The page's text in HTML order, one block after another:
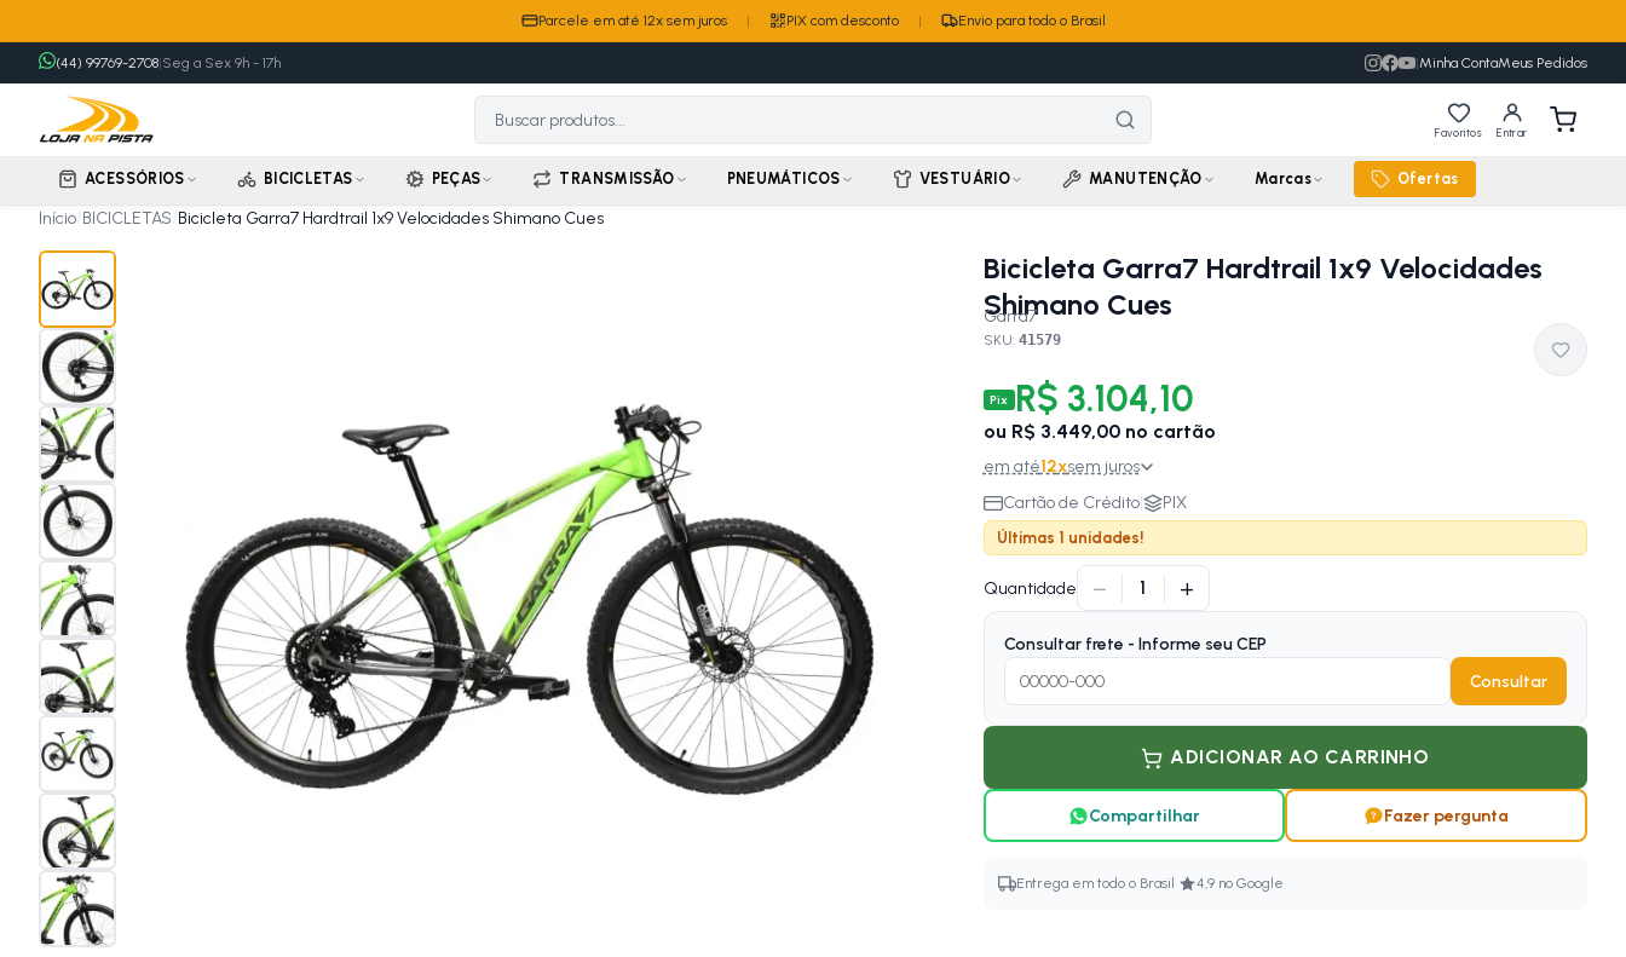
Parcele em até 12x sem juros | PIX com desconto | Envio para todo o Brasil
(44) 99769-2708|Seg a Sex 9h - 17h |Minha ContaMeus Pedidos
Favoritos Entrar
ACESSÓRIOS BICICLETAS PEÇAS TRANSMISSÃO PNEUMÁTICOS VESTUÁRIO MANUTENÇÃO Marcas Ofertas
Início/BICICLETAS/Bicicleta Garra7 Hardtrail 1x9 Velocidades Shimano Cues
Bicicleta Garra7 Hardtrail 1x9 Velocidades
Shimano Cues
Garra7
SKU: 41579
Pix R$ 3.104,10
ou R$ 3.449,00no cartão
em até12xsem juros
Cartão de Crédito| PIX
Últimas 1 unidades!
Quantidade − 1 +
Consultar frete - Informe seu CEP
Consultar
ADICIONAR AO CARRINHO
Compartilhar Fazer pergunta
Entrega em todo o Brasil · 4,9 no Google